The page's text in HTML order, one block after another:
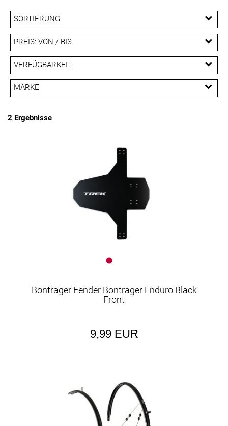
SORTIERUNG
PREIS: VON / BIS
EUR
EUR
PREISFILTER ANWENDEN
VERFÜGBARKEIT
MARKE
2 Ergebnisse
Bontrager Fender Bontrager Enduro Black
Front
9,99 EUR